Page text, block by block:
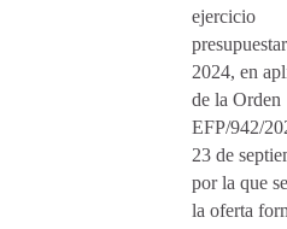
ejercicio
2024, en
de la Orden
EFP/942/
23 de
por la que
la oferta